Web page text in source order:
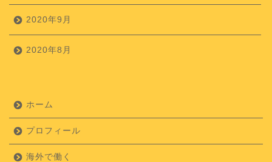
2020年9月
2020年8月
ホーム
プロフィール
海外で働く